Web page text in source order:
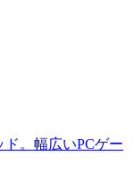
。幅広いPCゲー